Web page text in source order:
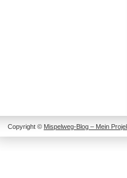
Copyright © Mispelweg-Blog – Mein